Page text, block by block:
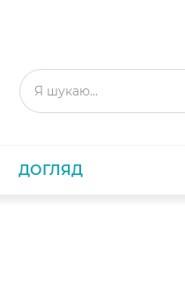
ДОГЛЯД